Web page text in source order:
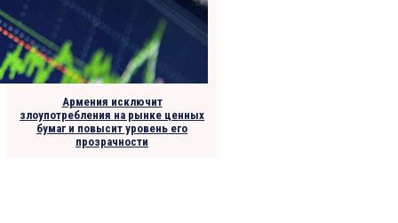
Армения исключит
злоупотребления на рынке ценных
бумаг и повысит уровень его
прозрачности